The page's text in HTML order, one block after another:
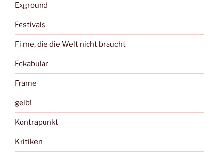
Exground
Festivals
Filme, die die Welt nicht braucht
Fokabular
Frame
gelb!
Kontrapunkt
Kritiken